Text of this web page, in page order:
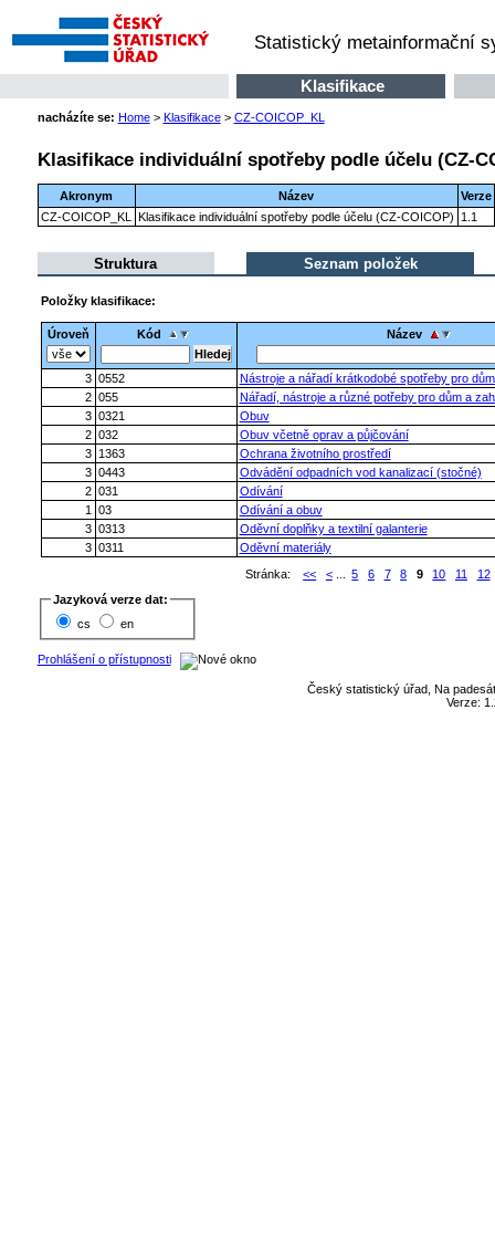
Statistický metainformační
Klasifikace
nacházíte se: Home> Klasifikace> CZ-COICOP_KL
Klasifikace individuální spotřeby podle účelu (CZ-
Akronym Název
Verze
CZ-COICOP_KL
Klasifikace individuální spotřeby podle účelu (CZ-COICOP) 1.1
Struktura Seznam položek
Položky klasifikace:
Úroveň Kód Název
3 0552
Nástroje a nářadí krátkodobé spotřeby pro
2 055
Nářadí, nástroje a různé potřeby pro dům a
3 0321
Obuv
2 032
Obuv včetně oprav a půjčování
3 1363
Ochrana životního prostředí
3 0443
Odvádění odpadních vod kanalizací (stočné)
2 031
Odívání
1
03
Odívání a obuv
3 0313
Oděvní doplňky a textilní galanterie
3 0311
Oděvní materiály
Stránka:
<< <... 5 6 7 8 9 10 11
12
Jazyková verze dat:
cs
en
Prohlášení o přístupnosti
Český statistický úřad, Na
Verze: